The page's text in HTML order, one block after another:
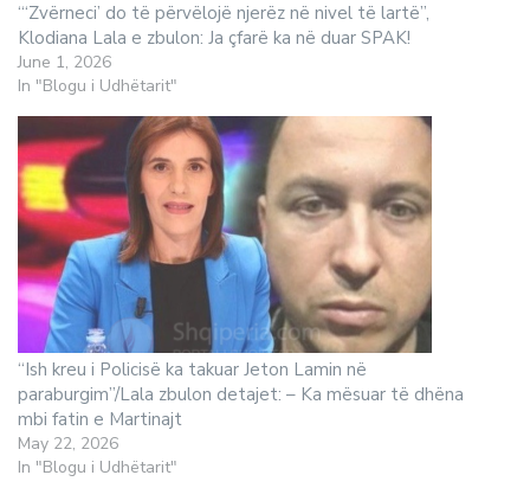
“‘Zvërneci’ do të përvëlojë njerëz në nivel të lartë”,
Klodiana Lala e zbulon: Ja çfarë ka në duar SPAK!
June 1, 2026
In "Blogu i Udhëtarit"
“Ish kreu i Policisë ka takuar Jeton Lamin në
paraburgim”/Lala zbulon detajet: – Ka mësuar të dhëna
mbi fatin e Martinajt
May 22, 2026
In "Blogu i Udhëtarit"